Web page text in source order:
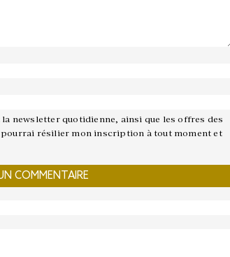
newsletter quotidienne, ainsi que les offres des
pourrai résilier mon inscription à tout moment et